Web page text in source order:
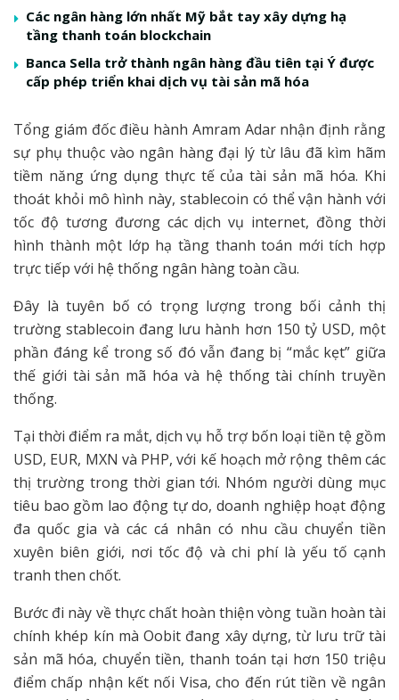
Các ngân hàng lớn nhất Mỹ bắt tay xây dựng hạ
tầng thanh toán blockchain
Banca Sella trở thành ngân hàng đầu tiên tại Ý được
cấp phép triển khai dịch vụ tài sản mã hóa
Tổng giám đốc điều hành Amram Adar nhận định rằng
sự phụ thuộc vào ngân hàng đại lý từ lâu đã kìm hãm
tiềm năng ứng dụng thực tế của tài sản mã hóa. Khi
thoát khỏi mô hình này, stablecoin có thể vận hành với
tốc độ tương đương các dịch vụ internet, đồng thời
hình thành một lớp hạ tầng thanh toán mới tích hợp
trực tiếp với hệ thống ngân hàng toàn cầu.
Đây là tuyên bố có trọng lượng trong bối cảnh thị
trường stablecoin đang lưu hành hơn 150 tỷ USD, một
phần đáng kể trong số đó vẫn đang bị “mắc kẹt” giữa
thế giới tài sản mã hóa và hệ thống tài chính truyền
thống.
Tại thời điểm ra mắt, dịch vụ hỗ trợ bốn loại tiền tệ gồm
USD, EUR, MXN và PHP, với kế hoạch mở rộng thêm các
thị trường trong thời gian tới. Nhóm người dùng mục
tiêu bao gồm lao động tự do, doanh nghiệp hoạt động
đa quốc gia và các cá nhân có nhu cầu chuyển tiền
xuyên biên giới, nơi tốc độ và chi phí là yếu tố cạnh
tranh then chốt.
Bước đi này về thực chất hoàn thiện vòng tuần hoàn tài
chính khép kín mà Oobit đang xây dựng, từ lưu trữ tài
sản mã hóa, chuyển tiền, thanh toán tại hơn 150 triệu
điểm chấp nhận kết nối Visa, cho đến rút tiền về ngân